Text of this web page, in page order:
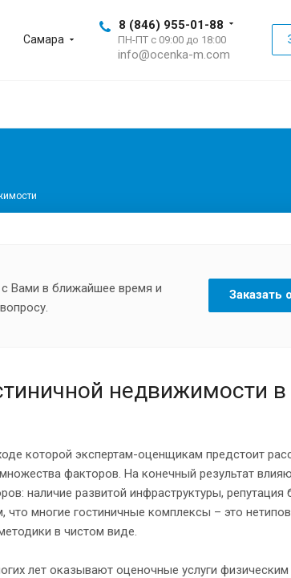
Самара
8 (846) 955-01-88
ПН-ПТ с 09:00 до 18:00
info@ocenka-m.com
Вами в ближайшее время и
Заказать
недвижимости в
которой экспертам-оценщикам предстоит
факторов. На конечный результат
наличие развитой инфраструктуры, репутация
многие гостиничные комплексы – это
в чистом виде.
лет оказывают оценочные услуги физическим